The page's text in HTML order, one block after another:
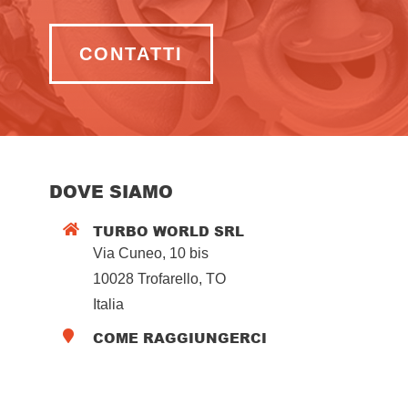
CONTATTI
DOVE SIAMO
 TURBO WORLD SRL
Via Cuneo, 10 bis
10028 Trofarello, TO
Italia
 COME RAGGIUNGERCI